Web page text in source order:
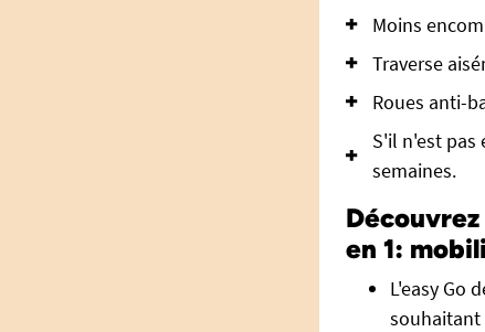
Moins
Traverse
Roues anti-
S'il n'est pas
semaines.
en 1:
L'easy Go
souhaitant